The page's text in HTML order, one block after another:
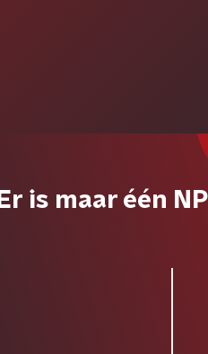
Er is maar één